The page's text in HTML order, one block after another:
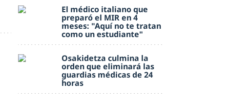
El médico italiano que
preparó el MIR en 4
meses: "Aquí no te tratan
como un estudiante"
Osakidetza culmina la
orden que eliminará las
guardias médicas de 24
horas